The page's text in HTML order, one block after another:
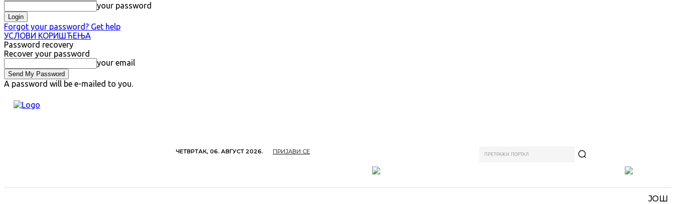
your password
Forgot your password? Get help
УСЛОВИ КОРИШЋЕЊА
Password recovery
Recover your password
your email
A password will be e-mailed to you.
ЧЕТВРТАК, 06. АВГУСТ 2026. ПРИЈАВИ СЕ ПРЕТРАЖИ ПОРТАЛ
ЈОШ